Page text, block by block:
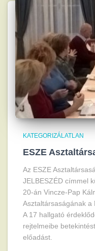
KATEGORIZÁLATLAN
ESZE
Az ESZE
JELBESZÉD címmel
20-án Vincze-Pap
Asztaltársaságának a
A 17 hallgató
rejtelmeibe
előadást.